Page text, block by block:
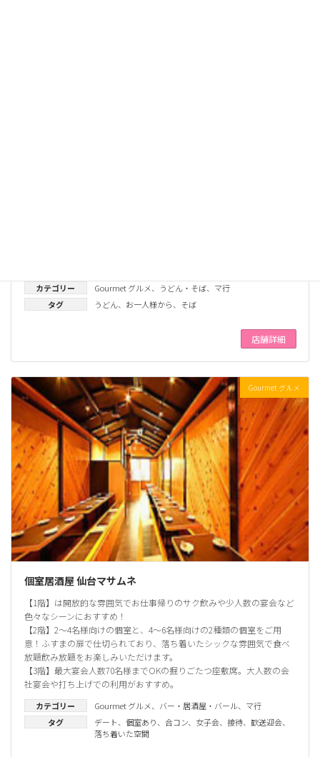
カテゴリー Gourmet グルメ、 うどん・そば、 マ行
タグ
うどん、 お一人様から、 そば
店舗詳細
Gourmet グルメ
個室居酒屋 仙台マサムネ
【1階】は開放的な雰囲気でお仕事帰りのサク飲みや少人数の宴会など
色々なシーンにおすすめ！
【2階】2～4名様向けの個室と、4～6名様向けの2種類の個室をご用
意！ふすまの扉で仕切られており、落ち着いたシックな雰囲気で食べ
放題飲み放題をお楽しみいただけます。
【3階】最大宴会人数70名様までOKの掘りごたつ座敷席。大人数の会
社宴会や打ち上げでの利用がおすすめ。
カテゴリー Gourmet グルメ、 バー・居酒屋・バール、 マ行
タグ
デート、 個室あり、 合コン、 女子会、 接待、 歓送迎会、
落ち着いた空間